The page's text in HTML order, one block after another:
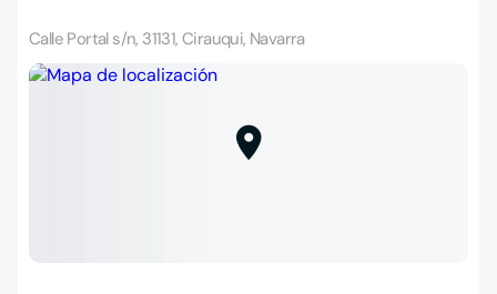
Calle Portal s/n, 31131, Cirauqui, Navarra